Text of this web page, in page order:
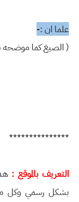
علما ان :-
( الصيغ كما موضحه
***************
التعريف بالموقع :
بشكل رسمي وكل ما